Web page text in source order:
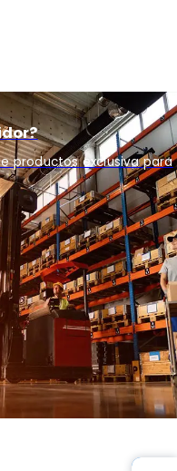
productos exclusiva para